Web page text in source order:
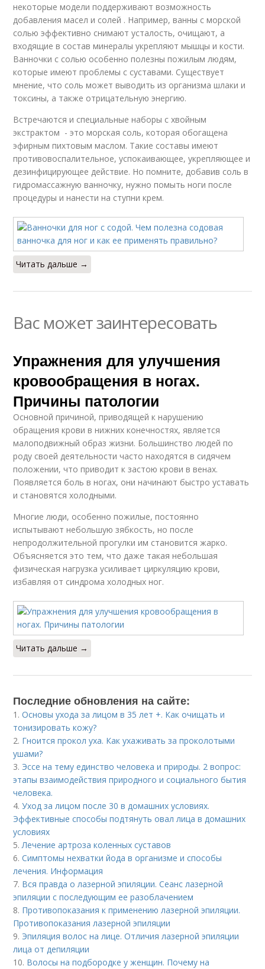
некоторые модели поддерживают возможность
добавления масел и солей . Например, ванны с морской
солью эффективно снимают усталость, очищают, а
входящие в состав минералы укрепляют мышцы и кости.
Ванночки с солью особенно полезны пожилым людям,
которые имеют проблемы с суставами. Существует
мнение, что соль может выводить из организма шлаки и
токсины, а также отрицательную энергию.
Встречаются и специальные наборы с хвойным
экстрактом - это морская соль, которая обогащена
эфирным пихтовым маслом. Такие составы имеют
противовоспалительное, успокаивающее, укрепляющее и
дезинфицирующее действие. Но помните, добавив соль в
гидромассажную ванночку, нужно помыть ноги после
процедуры и нанести на ступни крем.
Читать дальше →
Вас может заинтересовать
Упражнения для улучшения
кровообращения в ногах.
Причины патологии
Основной причиной, приводящей к нарушению
обращения крови в нижних конечностях, является
малоподвижный образ жизни. Большинство людей по
роду своей деятельности часто находятся в сидячем
положении, что приводит к застою крови в венах.
Появляется боль в ногах, они начинают быстро уставать
и становятся холодными.
Многие люди, особенно пожилые, постоянно
испытывают небольшую зябкость, но после
непродолжительной прогулки им становится жарко.
Объясняется это тем, что даже такая небольшая
физическая нагрузка усиливает циркуляцию крови,
избавляя от синдрома холодных ног.
Читать дальше →
Последние обновления на сайте:
1.Основы ухода за лицом в 35 лет +. Как очищать и
тонизировать кожу?
2. Гноится прокол уха. Как ухаживать за проколотыми
ушами?
3. Эссе на тему единство человека и природы. 2 вопрос:
этапы взаимодействия природного и социального бытия
человека.
4.Уход за лицом после 30 в домашних условиях.
Эффективные способы подтянуть овал лица в домашних
условиях
5.Лечение артроза коленных суставов
6.Симптомы нехватки йода в организме и способы
лечения. Информация
7. Вся правда о лазерной эпиляции. Сеанс лазерной
эпиляции с последующим ее разоблачением
8. Противопоказания к применению лазерной эпиляции.
Противопоказания лазерной эпиляции
9. Эпиляция волос на лице. Отличия лазерной эпиляции
лица от депиляции
10. Волосы на подбородке у женщин. Почему на